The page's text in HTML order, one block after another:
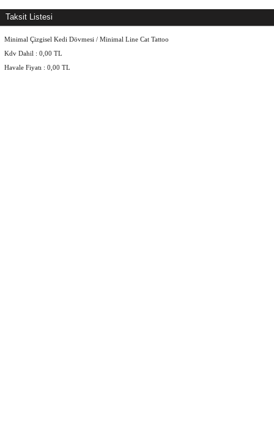
Taksit Listesi
Minimal Çizgisel Kedi Dövmesi / Minimal Line Cat Tattoo
Kdv Dahil : 0,00 TL
Havale Fiyatı : 0,00 TL